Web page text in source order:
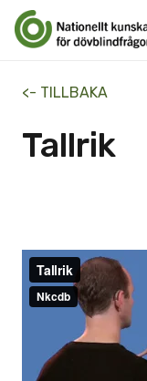
<- TILLBAKA
Tallrik